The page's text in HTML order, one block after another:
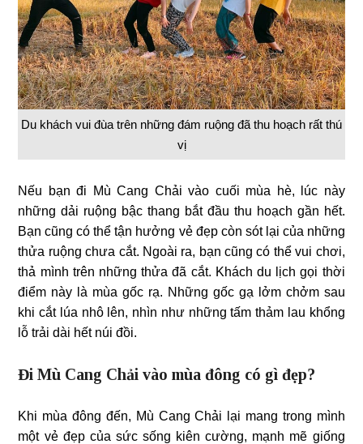
Du khách vui đùa trên những đám ruộng đã thu hoạch rất thú
vị
Nếu bạn đi Mù Cang Chải vào cuối mùa hè, lúc này
những dải ruộng bậc thang bắt đầu thu hoạch gần hết.
Bạn cũng có thể tận hưởng vẻ đẹp còn sót lại của những
thửa ruộng chưa cắt. Ngoài ra, bạn cũng có thể vui chơi,
thả mình trên những thửa đã cắt. Khách du lịch gọi thời
điểm này là mùa gốc rạ. Những gốc gạ lởm chởm sau
khi cắt lúa nhô lên, nhìn như những tấm thảm lau khổng
lỗ trải dài hết núi đồi.
Đi Mù Cang Chải vào mùa đông có gì đẹp?
Khi mùa đông đến, Mù Cang Chải lại mang trong mình
một vẻ đẹp của sức sống kiên cường, mạnh mẽ giống